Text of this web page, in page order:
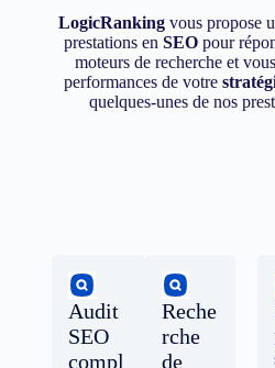
LogicRanking vous propose
prestations en SEOpour
moteurs de recherche et
performances de votre
quelques-unes de nos
Audit
SEO
compl
Reche
rche
de